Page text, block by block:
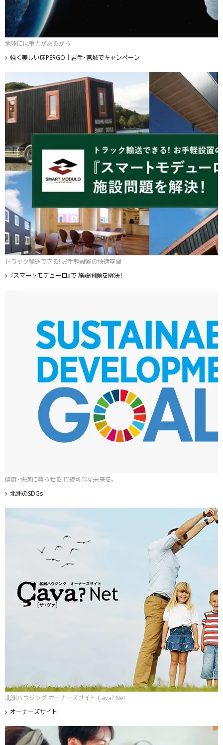
地球には重力があるから
強く美しい床PERGO｜岩手・宮城でキャンペーン
トラック輸送できる! お手軽設置の快適空間
『スマートモデューロ』で 施設問題を解決！
健康・快適に暮らせる 持続可能な未来を。
北洲のSDGs
北洲ハウジング オーナーズサイト Çava? Net
オーナーズサイト